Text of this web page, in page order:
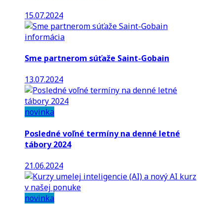
15.07.2024
informácia
Sme partnerom súťaže Saint-Gobain
13.07.2024
novinka
Posledné voľné termíny na denné letné
tábory 2024
21.06.2024
novinka